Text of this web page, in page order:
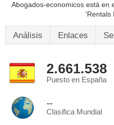
Abogados-economicos está en
'Rentals
Análisis Enlaces
2.661.538
Puesto en España
--
Clasifica Mundial